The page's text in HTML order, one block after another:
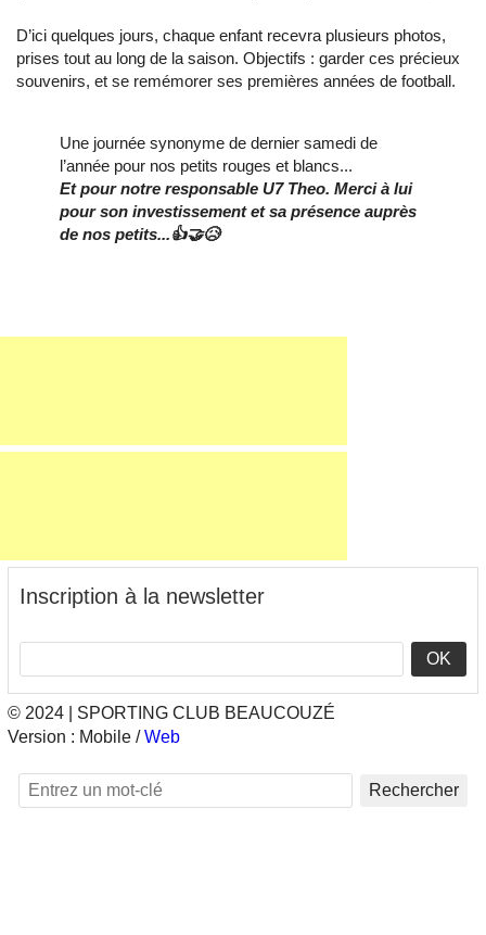
D’ici quelques jours, chaque enfant recevra plusieurs photos,
prises tout au long de la saison. Objectifs : garder ces précieux
souvenirs, et se remémorer ses premières années de football.
Une journée synonyme de dernier samedi de
l’année pour nos petits rouges et blancs...
Et pour notre responsable U7 Theo. Merci à lui
pour son investissement et sa présence auprès
de nos petits...👍🤝😥
Inscription à la newsletter
OK
© 2024 | SPORTING CLUB BEAUCOUZÉ
Version : Mobile /Web
Rechercher